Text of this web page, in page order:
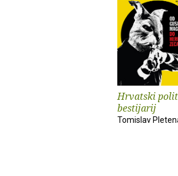
Hrvatski
bestijarij
Tomislav